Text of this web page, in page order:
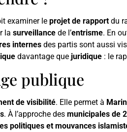
examiner le projet de rapport du
la surveillance de l’entrisme. En
internes des partis sont aussi
davantage que juridique : le
publique
de visibilité. Elle permet à
. À l’approche des municipales de
politiques et mouvances